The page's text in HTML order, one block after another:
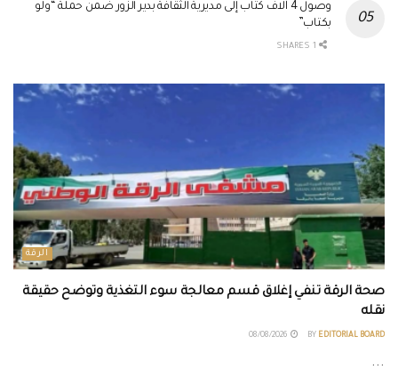
وصول 4 آلاف كتاب إلى مديرية الثقافة بدير الزور ضمن حملة “ولو
بكتاب”
الرقة
صحة الرقة تنفي إغلاق قسم معالجة سوء التغذية وتوضح حقيقة
نقله
BY EDITORIAL BOARD
...